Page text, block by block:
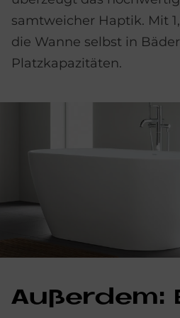
samtweicher Haptik. Mit
die Wanne selbst in
Platzkapazitäten.
Au­ßer­dem: